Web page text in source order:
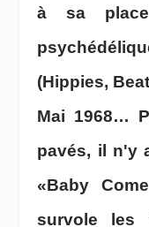
à sa
(Hippies,
Mai 1968…
pavés, il n'y
«Baby
survole les